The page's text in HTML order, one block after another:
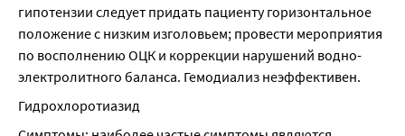
гипотензии следует придать пациенту горизонтальное
положение с низким изголовьем; провести мероприятия
по восполнению ОЦК и коррекции нарушений водно-
электролитного баланса. Гемодиализ неэффективен.
Гидрохлоротиазид